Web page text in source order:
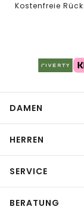
Kostenfreie
DAMEN
HERREN
SERVICE
BERATUNG